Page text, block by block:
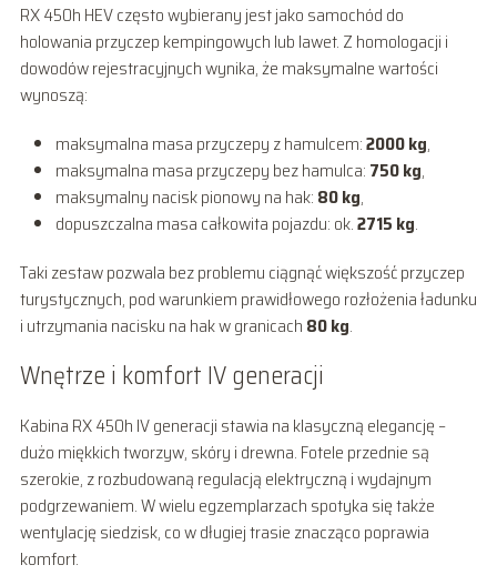
RX 450h HEV często wybierany jest jako samochód do
holowania przyczep kempingowych lub lawet. Z homologacji i
dowodów rejestracyjnych wynika, że maksymalne wartości
wynoszą:
maksymalna masa przyczepy z hamulcem:2000 kg,
maksymalna masa przyczepy bez hamulca: 750 kg,
maksymalny nacisk pionowy na hak: 80 kg,
dopuszczalna masa całkowita pojazdu: ok.2715 kg.
Taki zestaw pozwala bez problemu ciągnąć większość przyczep
turystycznych, pod warunkiem prawidłowego rozłożenia ładunku
i utrzymania nacisku na hak w granicach 80 kg.
Wnętrze i komfort IV generacji
Kabina RX 450h IV generacji stawia na klasyczną elegancję –
dużo miękkich tworzyw, skóry i drewna. Fotele przednie są
szerokie, z rozbudowaną regulacją elektryczną i wydajnym
podgrzewaniem. W wielu egzemplarzach spotyka się także
wentylację siedzisk, co w długiej trasie znacząco poprawia
komfort.